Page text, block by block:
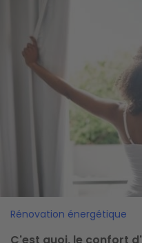
Rénovation énergétique